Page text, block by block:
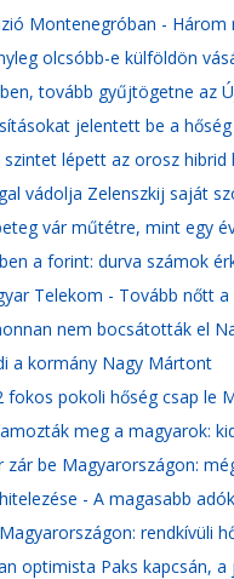
Montenegróban -
olcsóbb-e külföldön
tovább gyűjtögetne az
jelentett be a
lépett az orosz hibrid
vádolja Zelenszkij saját
vár műtétre, mint egy
a forint: durva számok
Telekom - Tovább nőtt
nem bocsátották el
a kormány Nagy Mártont
fokos pokoli hőség csap
meg a magyarok:
zár be Magyarországon:
- A magasabb
rendkívüli
optimista Paks kapcsán,